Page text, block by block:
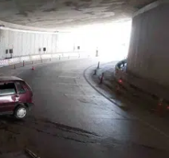
Bursa
Çanakkale
Çankırı
Çorum